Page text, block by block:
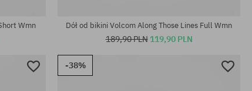
Wmn Dół od bikini Volcom Along Those Lines Full Wmn
189,90 PLN 119,90 PLN
-38%